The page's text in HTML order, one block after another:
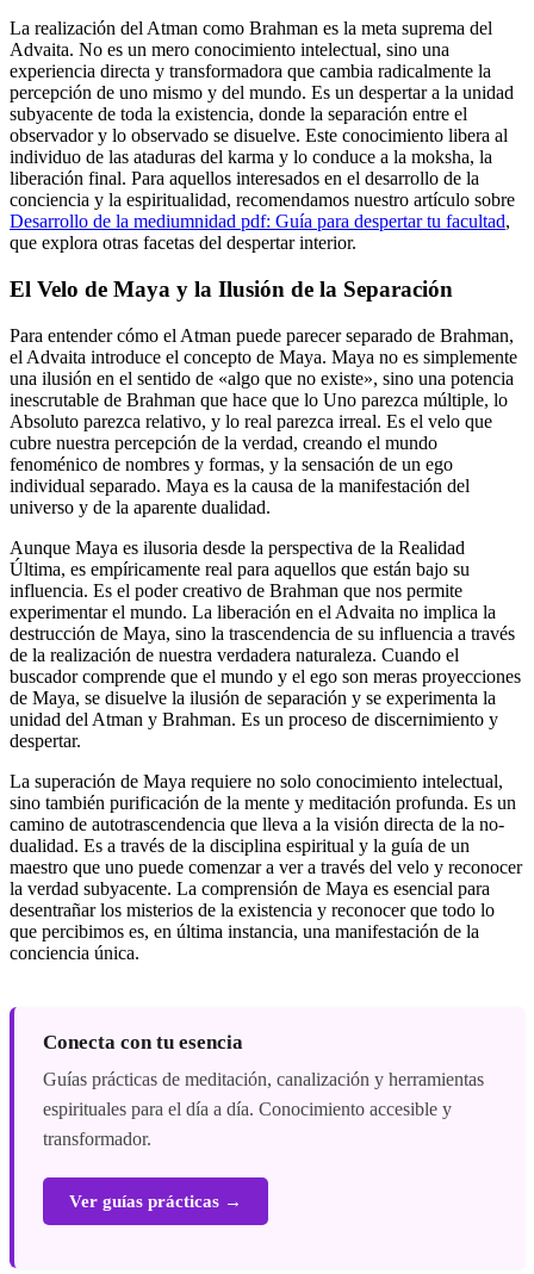
La realización del Atman como Brahman es la meta suprema del
Advaita. No es un mero conocimiento intelectual, sino una
experiencia directa y transformadora que cambia radicalmente la
percepción de uno mismo y del mundo. Es un despertar a la unidad
subyacente de toda la existencia, donde la separación entre el
observador y lo observado se disuelve. Este conocimiento libera al
individuo de las ataduras del karma y lo conduce a la moksha, la
liberación final. Para aquellos interesados en el desarrollo de la
conciencia y la espiritualidad, recomendamos nuestro artículo sobre
Desarrollo de la mediumnidad pdf: Guía para despertar tu facultad,
que explora otras facetas del despertar interior.
El Velo de Maya y la Ilusión de la Separación
Para entender cómo el Atman puede parecer separado de Brahman,
el Advaita introduce el concepto de Maya. Maya no es simplemente
una ilusión en el sentido de «algo que no existe», sino una potencia
inescrutable de Brahman que hace que lo Uno parezca múltiple, lo
Absoluto parezca relativo, y lo real parezca irreal. Es el velo que
cubre nuestra percepción de la verdad, creando el mundo
fenoménico de nombres y formas, y la sensación de un ego
individual separado. Maya es la causa de la manifestación del
universo y de la aparente dualidad.
Aunque Maya es ilusoria desde la perspectiva de la Realidad
Última, es empíricamente real para aquellos que están bajo su
influencia. Es el poder creativo de Brahman que nos permite
experimentar el mundo. La liberación en el Advaita no implica la
destrucción de Maya, sino la trascendencia de su influencia a través
de la realización de nuestra verdadera naturaleza. Cuando el
buscador comprende que el mundo y el ego son meras proyecciones
de Maya, se disuelve la ilusión de separación y se experimenta la
unidad del Atman y Brahman. Es un proceso de discernimiento y
despertar.
La superación de Maya requiere no solo conocimiento intelectual,
sino también purificación de la mente y meditación profunda. Es un
camino de autotrascendencia que lleva a la visión directa de la no-
dualidad. Es a través de la disciplina espiritual y la guía de un
maestro que uno puede comenzar a ver a través del velo y reconocer
la verdad subyacente. La comprensión de Maya es esencial para
desentrañar los misterios de la existencia y reconocer que todo lo
que percibimos es, en última instancia, una manifestación de la
conciencia única.
Conecta con tu esencia
Guías prácticas de meditación, canalización y herramientas
espirituales para el día a día. Conocimiento accesible y
transformador.
Ver guías prácticas →